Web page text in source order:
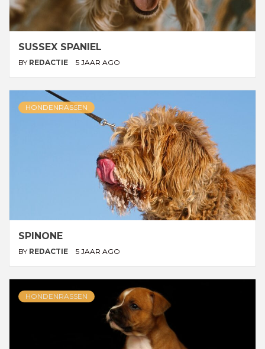
SUSSEX SPANIEL
BY REDACTIE 5 JAAR AGO
HONDENRASSEN
SPINONE
BY REDACTIE 5 JAAR AGO
HONDENRASSEN